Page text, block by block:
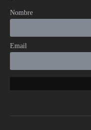
Nombre
Email